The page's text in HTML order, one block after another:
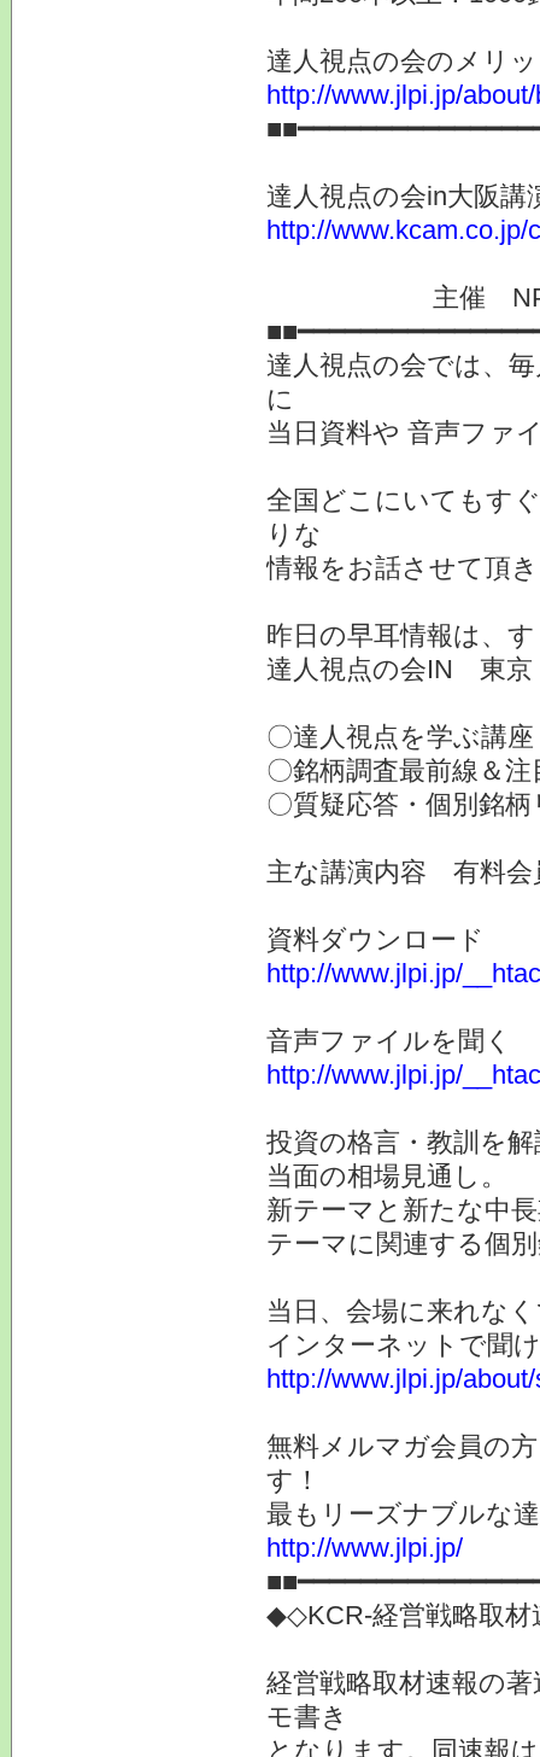
達人視点の会のメリ
http://www.jlpi.jp/
達人視点の会in大阪講
http://www.kcam.co.jp/
主催 NPO法人
達人視点の会では、
に
当日資料や 音声ファ
全国どこにいてもす
りな
情報をお話させて頂
昨日の早耳情報は、
達人視点の会IN
〇達人視点を学ぶ
〇銘柄調査最前線
〇質疑応答・個別銘
主な講演内容 有料会
資料ダウンロード
http://www.jlpi.jp/
音声ファイルを聞く
http://www.jlpi.jp/
投資の格言・教訓を解
当面の相場見通し。
新テーマと新たな中
テーマに関連する個
当日、会場に来れな
インターネットで聞
http://www.jlpi.jp/
無料メルマガ会員の
す！
最もリーズナブル
http://www.jlpi.jp/
◆◇KCR-経営戦略取
経営戦略取材速報の
モ書き
となります。同速報